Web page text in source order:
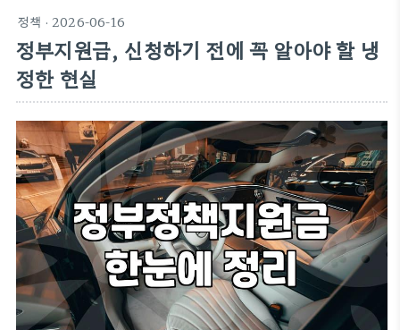
정책 · 2026-06-16
정부지원금, 신청하기 전에 꼭 알아야 할 냉
정한 현실